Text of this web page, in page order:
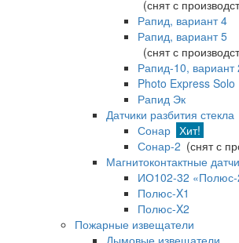
(снят с
Рапид, вариант 4
Рапид, вариант 5
(снят с
Рапид-10, вариант
Photo Express Solo
Рапид Эк
Датчики разбития стекла
Сонар Хит!
Сонар-2 (снят с
Магнитоконтактные
ИО102-32 «Полюс-
Полюс-X1
Полюс-X2
Пожарные извещатели
Дымовые извещатели